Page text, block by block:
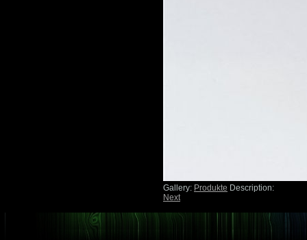
Gallery: Produkte Description:
Next